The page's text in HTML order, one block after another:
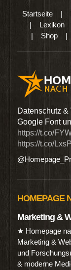
Startseite|
| Lexikon
| Shop |
Datenschutz
Google Font
https://t.co/
https://t.co/
HOMEPAGE
Marketing &
★ Homepage
Marketing &
und
& moderne